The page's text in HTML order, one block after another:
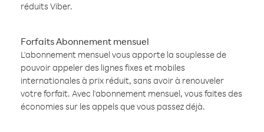
réduits Viber.
Forfaits Abonnement mensuel
L'abonnement mensuel vous apporte la souplesse de
pouvoir appeler des lignes fixes et mobiles
internationales à prix réduit, sans avoir à renouveler
votre forfait. Avec l'abonnement mensuel, vous faites des
économies sur les appels que vous passez déjà.